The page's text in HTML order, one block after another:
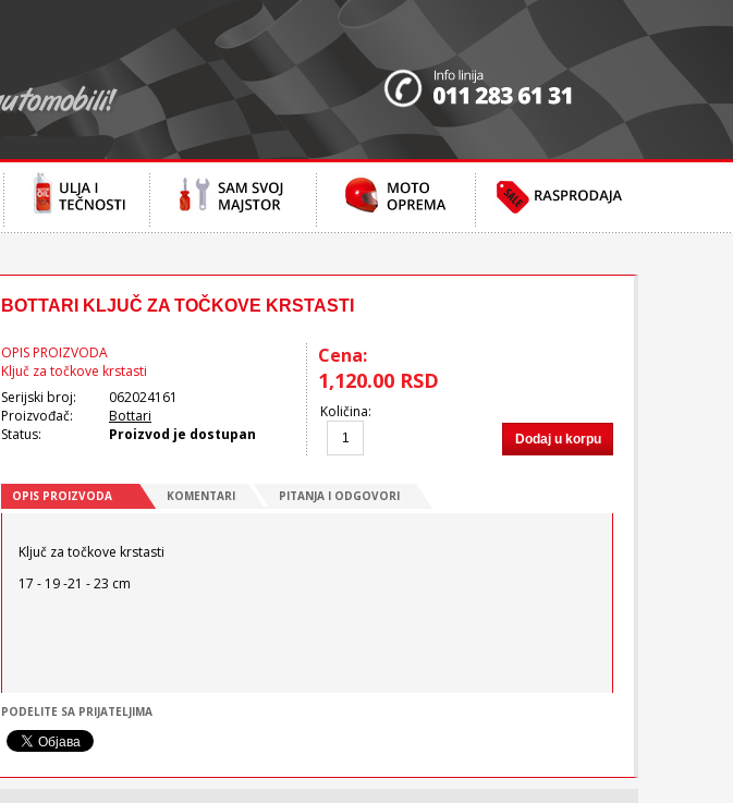
BOTTARI KLJUČ ZA TOČKOVE KRSTASTI
OPIS PROIZVODA
Ključ za točkove krstasti
Serijski broj:
062024161
Proizvođač:
Bottari
Status:
Proizvod je dostupan
Cena:
1,120.00 RSD
Količina:
Dodaj u korpu
OPIS PROIZVODA KOMENTARI PITANJA I ODGOVORI
Ključ za točkove krstasti
17 - 19 -21 - 23 cm
PODELITE SA PRIJATELJIMA